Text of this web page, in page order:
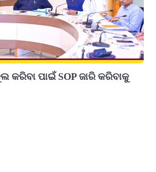
କରିବା ପାଇଁ SOP ଜାରି କରିବାକୁ